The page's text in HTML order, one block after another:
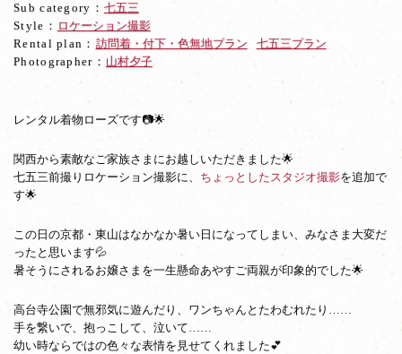
前
Sub category： 七五三
Style： ロケーション撮影
Rental plan： 訪問着・付下・色無地プラン
七五三プラン
Photographer： 山村夕子
レンタル着物ローズです📷🌟
関西から素敵なご家族さまにお越しいただきました🌟
七五三前撮りロケーション撮影に、 ちょっとしたスタジオ撮影を追加で
す🌟
この日の京都・東山はなかなか暑い日になってしまい、みなさま大変だ
ったと思います💦
暑そうにされるお嬢さまを一生懸命あやすご両親が印象的でした🌟
高台寺公園で無邪気に遊んだり、ワンちゃんとたわむれたり……
手を繋いで、抱っこして、泣いて……
幼い時ならではの色々な表情を見せてくれました💕